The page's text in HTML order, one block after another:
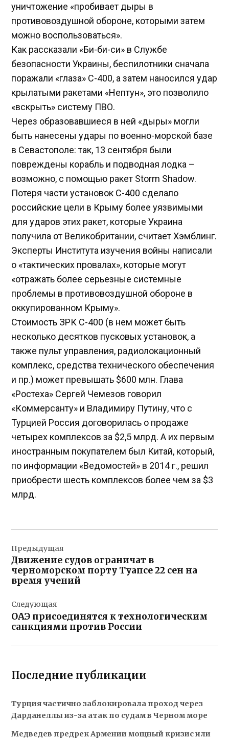
уничтожение «пробивает дыры в
противовоздушной обороне, которыми затем
можно воспользоваться».
Как рассказали «Би-би-си» в Службе
безопасности Украины, беспилотники сначала
поражали «глаза» С-400, а затем наносился удар
крылатыми ракетами «Нептун», это позволило
«вскрыть» систему ПВО.
Через образовавшиеся в ней «дыры» могли
быть нанесены удары по военно-морской базе
в Севастополе: так, 13 сентября были
повреждены корабль и подводная лодка –
возможно, с помощью ракет Storm Shadow.
Потеря части установок С-400 сделало
российские цели в Крыму более уязвимыми
для ударов этих ракет, которые Украина
получила от Великобритании, считает Хэмблинг.
Эксперты Института изучения войны написали
о «тактических провалах», которые могут
«отражать более серьезные системные
проблемы в противовоздушной обороне в
оккупированном Крыму».
Стоимость ЗРК С-400 (в нем может быть
несколько десятков пусковых установок, а
также пульт управления, радиолокационный
комплекс, средства технического обеспечения
и пр.) может превышать $600 млн. Глава
«Ростеха» Сергей Чемезов говорил
«Коммерсанту» и Владимиру Путину, что с
Турцией Россия договорилась о продаже
четырех комплексов за $2,5 млрд. А их первым
иностранным покупателем был Китай, который,
по информации «Ведомостей» в 2014 г., решил
приобрести шесть комплексов более чем за $3
млрд.
по
записям
Предыдущая
Движение судов ограничат в
черноморском порту Туапсе 22 сен на
время учений
Следующая
ОАЭ присоединятся к технологическим
санкциями против России
Последние публикации
Турция частично заблокировала проход через
Дарданеллы из-за атак по судам в Черном море
Медведев предрек Армении мощный кризис или